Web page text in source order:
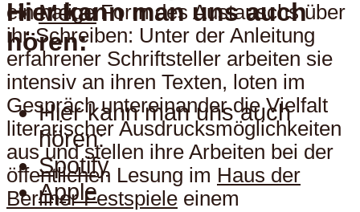
Menu
Hier kann man uns auch
hören:
Hier kann man uns auch
hören:
Spotify
Apple
einmalige Form des Austauschs über
ihr Schreiben: Unter der Anleitung
erfahrener Schriftsteller arbeiten sie
intensiv an ihren Texten, loten im
Gespräch untereinander die Vielfalt
literarischer Ausdrucksmöglichkeiten
aus und stellen ihre Arbeiten bei der
öffentlichen Lesung im Haus der
Berliner Festspiele einem